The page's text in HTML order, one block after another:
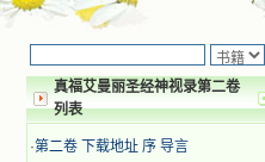
真福艾曼丽圣经神视录第二卷
列表
·第二卷 下载地址 序 导言